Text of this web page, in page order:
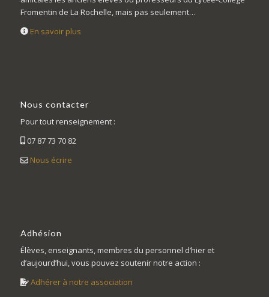
Fromentin de La Rochelle, mais pas seulement…
En savoir plus
Nous contacter
Pour tout renseignement :
07 87 73 70 82
Nous écrire
Adhésion
Élèves, enseignants, membres du personnel d’hier et
d’aujourd’hui, vous pouvez soutenir notre action :
Adhérer à notre association